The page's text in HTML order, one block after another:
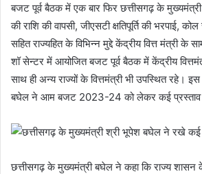
बजट पूर्व बैठक में एक बार फिर छत्तीसगढ़ के
की राशि की वापसी, जीएसटी क्षतिपूर्ति की भरपाई,
सहित राज्यहित के विभिन्न मुद्दे केंद्रीय वित्त मंत्री
शॉ सेन्टर में आयोजित बजट पूर्व बैठक में केंद्रीय
साथ ही अन्य राज्यों के वित्तमंत्री भी उपस्थित रहे।
बघेल ने आम बजट 2023-24 को लेकर कई प्रस्ताव
छत्तीसगढ़ के मुख्यमंत्री बघेल ने कहा कि राज्य शासन